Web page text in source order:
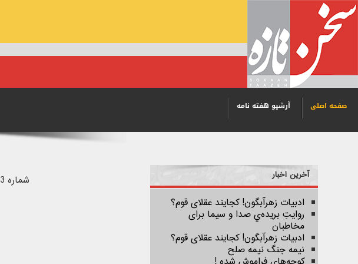
صفحه اصلی آرشیو هفته نامه
آخرین اخبار
ادبیات زهرآبگون! کجایند عقلای قوم؟
روایتِ بریده‌ي صدا و سیما برای
مخاطبان
ادبیات زهرآبگون! کجایند عقلای قوم؟
نیمه جنگ نیمه صلح
شماره 893 مورخ 14 مردادر 1405